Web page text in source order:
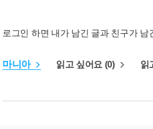
로그인 하면 내가 남긴 글과 친구가 남
마니아 읽고 싶어요 (0) 읽